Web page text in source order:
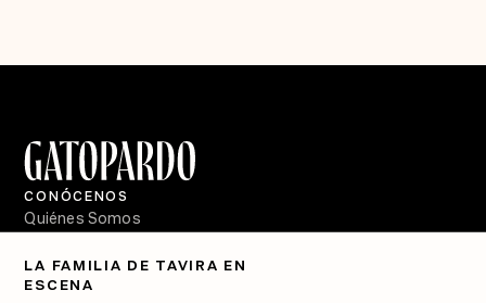
LA FAMILIA DE TAVIRA EN
ESCENA
CONÓCENOS
Quiénes Somos
PÓDCASTS